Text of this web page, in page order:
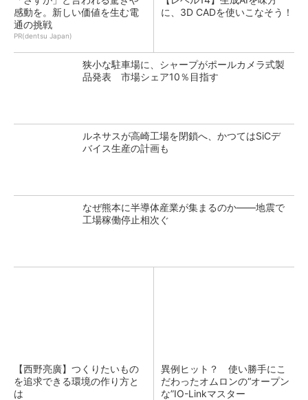
感動を。新しい価値を生む電
通の挑戦
PR(dentsu Japan)
に、3D CADを使いこなそう！
狭小な駐車場に、シャープがポールカメラ式製
品発表 市場シェア10％目指す
ルネサスが高崎工場を閉鎖へ、かつてはSiCデ
バイス生産の計画も
なぜ熊本に半導体産業が集まるのか――地震で
工場稼働停止相次ぐ
【西野亮廣】つくりたいもの
を追求できる環境の作り方と
は
異例ヒット？ 使い勝手にこ
だわったオムロンの“オープン
な”IO-Linkマスター